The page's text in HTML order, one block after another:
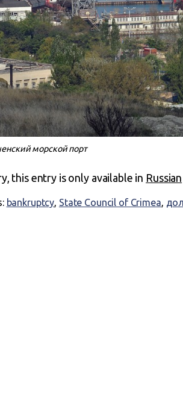
морской порт
this entry is only available in Russian
bankruptcy, State Council of Crimea,